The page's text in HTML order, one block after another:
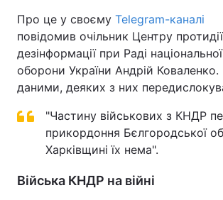
Економіка Світ
Спорт Наука
Техно і зв'язок Лайт
Зброя Інциденти
Здоров'я
Цікавинки
Про це у своєму Telegram-каналі
повідомив очільник Центру протидії
дезінформації при Раді
оборони України Андрій Коваленко.
даними, деяких з них
"Частину військових з КНДР
прикордоння Бєлгородської
Харківщині їх нема".
Війська КНДР на війні